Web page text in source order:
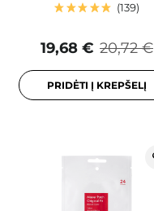
139
20,72 €
19,68 €
PRIDĖTI Į KREPŠELĮ